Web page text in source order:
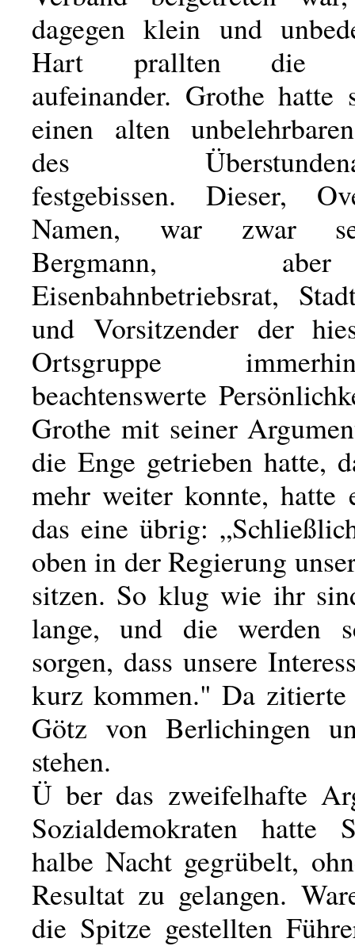
dagegen klein und
Hart prallten die
aufeinander. Grothe hatte
einen alten
des
festgebissen. Dieser,
Namen, war zwar
Bergmann,
Eisenbahnbetriebsrat,
und Vorsitzender der
Ortsgruppe
beachtenswerte
Grothe mit seiner
die Enge getrieben hatte,
mehr weiter konnte, hatte
das eine übrig:
oben in der Regierung
sitzen. So klug wie ihr
lange, und die werden
sorgen, dass unsere
kurz kommen." Da zitierte
Götz von Berlichingen
stehen.
Ü ber das zweifelhafte
Sozialdemokraten hatte
halbe Nacht gegrübelt,
Resultat zu gelangen.
die Spitze gestellten